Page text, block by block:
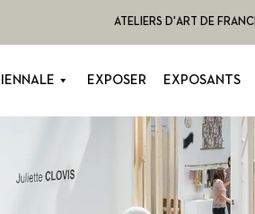
ATELIERS D'ART DE
EXPOSER EXPOSANTS